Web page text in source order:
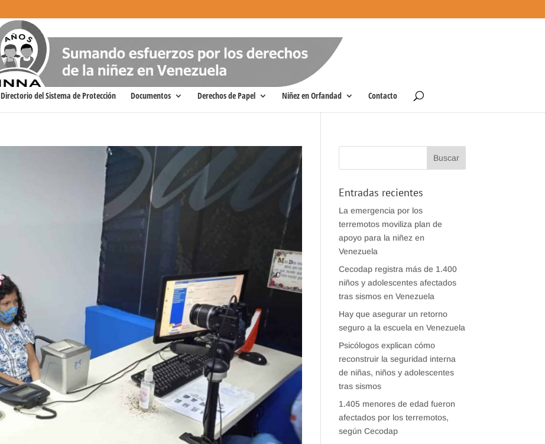
Directorio del Sistema de Protección Documentos Derechos de Papel Niñez en Orfandad Contacto
Entradas recientes
La emergencia por los
terremotos moviliza plan de
apoyo para la niñez en
Venezuela
Cecodap registra más de 1.400
niños y adolescentes afectados
tras sismos en Venezuela
Hay que asegurar un retorno
seguro a la escuela en Venezuela
Psicólogos explican cómo
reconstruir la seguridad interna
de niñas, niños y adolescentes
tras sismos
1.405 menores de edad fueron
afectados por los terremotos,
según Cecodap